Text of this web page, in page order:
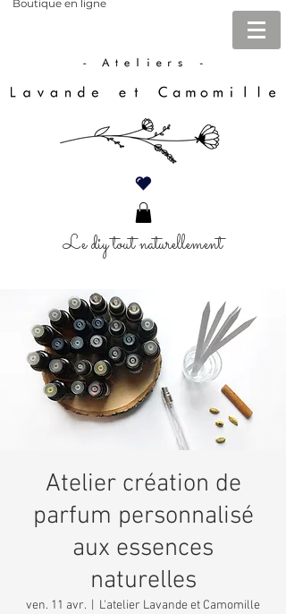
Boutique en ligne
Le diy tout naturellement
Atelier création de
parfum personnalisé
aux essences
naturelles
ven. 11 avr. L'atelier Lavande et Camomille